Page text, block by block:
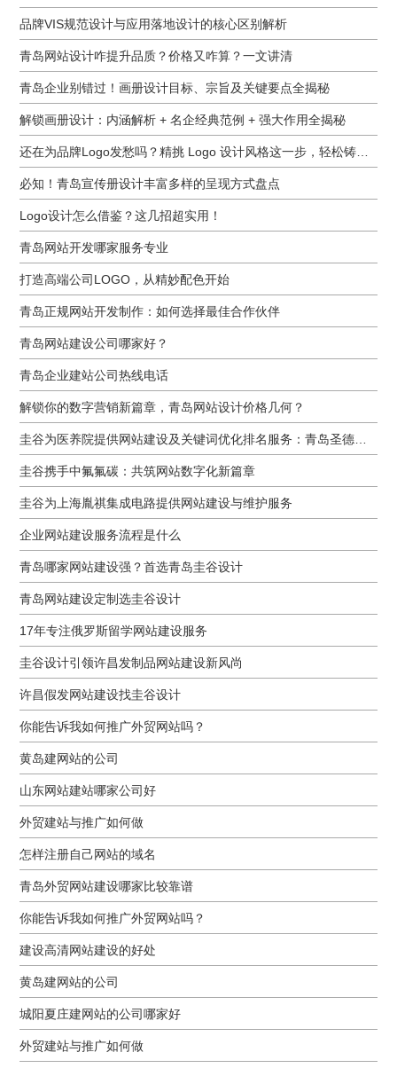
品牌VIS规范设计与应用落地设计的核心区别解析
青岛网站设计咋提升品质？价格又咋算？一文讲清
青岛企业别错过！画册设计目标、宗旨及关键要点全揭秘
解锁画册设计：内涵解析 + 名企经典范例 + 强大作用全揭秘
必知！青岛宣传册设计丰富多样的呈现方式盘点
Logo设计怎么借鉴？这几招超实用！
青岛网站开发哪家服务专业
打造高端公司LOGO，从精妙配色开始
青岛正规网站开发制作：如何选择最佳合作伙伴
青岛网站建设公司哪家好？
青岛企业建站公司热线电话
解锁你的数字营销新篇章，青岛网站设计价格几何？
圭谷携手中氟氟碳：共筑网站数字化新篇章
圭谷为上海胤祺集成电路提供网站建设与维护服务
企业网站建设服务流程是什么
青岛哪家网站建设强？首选青岛圭谷设计
青岛网站建设定制选圭谷设计
17年专注俄罗斯留学网站建设服务
圭谷设计引领许昌发制品网站建设新风尚
许昌假发网站建设找圭谷设计
你能告诉我如何推广外贸网站吗？
黄岛建网站的公司
山东网站建站哪家公司好
外贸建站与推广如何做
怎样注册自己网站的域名
青岛外贸网站建设哪家比较靠谱
你能告诉我如何推广外贸网站吗？
建设高清网站建设的好处
黄岛建网站的公司
城阳夏庄建网站的公司哪家好
外贸建站与推广如何做